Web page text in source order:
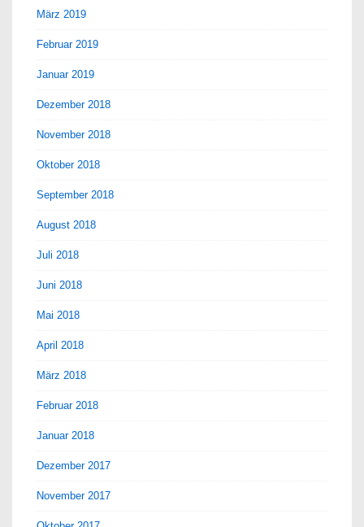
März 2019
Februar 2019
Januar 2019
Dezember 2018
November 2018
Oktober 2018
September 2018
August 2018
Juli 2018
Juni 2018
Mai 2018
April 2018
März 2018
Februar 2018
Januar 2018
Dezember 2017
November 2017